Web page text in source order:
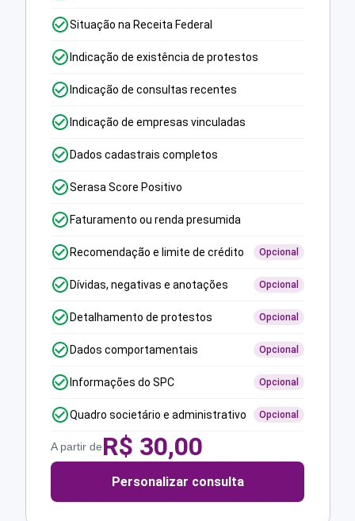
Situação na Receita Federal
Indicação de existência de protestos
Indicação de consultas recentes
Indicação de empresas vinculadas
Dados cadastrais completos
Serasa Score Positivo
Faturamento ou renda presumida
Recomendação e limite de crédito Opcional
Dívidas, negativas e anotações Opcional
Detalhamento de protestos Opcional
Dados comportamentais Opcional
Informações do SPC Opcional
Quadro societário e administrativo Opcional
A partir deR$ 30,00
Personalizar consulta